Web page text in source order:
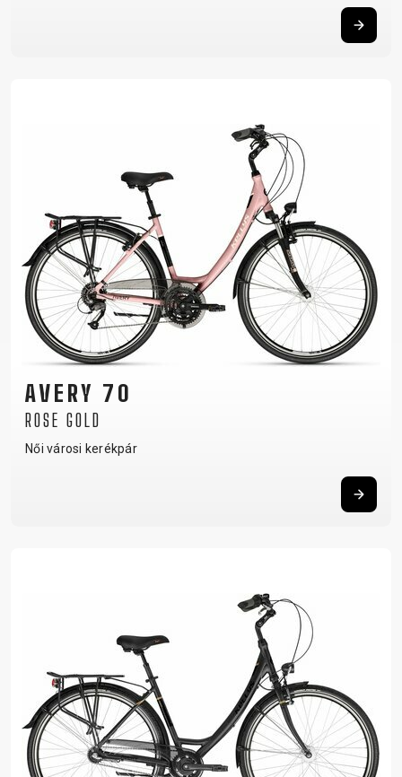
AVERY 70
ROSE GOLD
Női városi kerékpár